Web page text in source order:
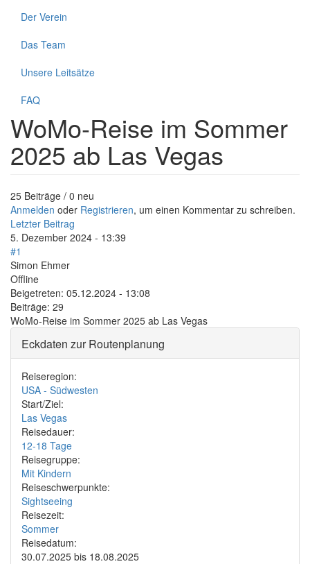
Der Verein
Das Team
Unsere Leitsätze
FAQ
WoMo-Reise im Sommer
2025 ab Las Vegas
25 Beiträge / 0 neu
Anmelden oder Registrieren, um einen Kommentar zu schreiben.
Letzter Beitrag
5. Dezember 2024 - 13:39
#1
Simon Ehmer
Offline
Beigetreten: 05.12.2024 - 13:08
Beiträge: 29
WoMo-Reise im Sommer 2025 ab Las Vegas
Eckdaten zur Routenplanung
Reiseregion:
USA - Südwesten
Start/Ziel:
Las Vegas
Reisedauer:
12-18 Tage
Reisegruppe:
Mit Kindern
Reiseschwerpunkte:
Sightseeing
Reisezeit:
Sommer
Reisedatum:
30.07.2025 bis 18.08.2025